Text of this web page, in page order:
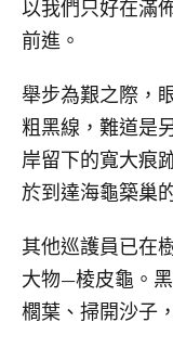
以我們只好在滿
前進。
舉步為艱之際，
粗黑線，難道是
岸留下的寬大痕
於到達海龜築巢
其他巡護員已在
大物—棱皮龜。
櫚葉、掃開沙子